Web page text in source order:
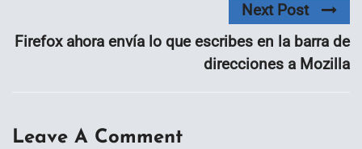
Next Post
Firefox ahora envía lo que escribes en la barra de
direcciones a Mozilla
Leave A Comment